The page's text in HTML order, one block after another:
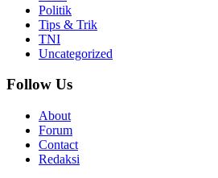
Politik
Tips & Trik
TNI
Uncategorized
Follow Us
About
Forum
Contact
Redaksi